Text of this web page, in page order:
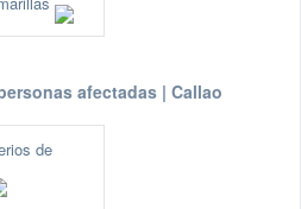
afectadas | Callao
de